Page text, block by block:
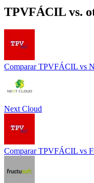
TPVFÁCIL vs.
Comparar TPVFÁCIL vs
Next Cloud
Comparar TPVFÁCIL vs